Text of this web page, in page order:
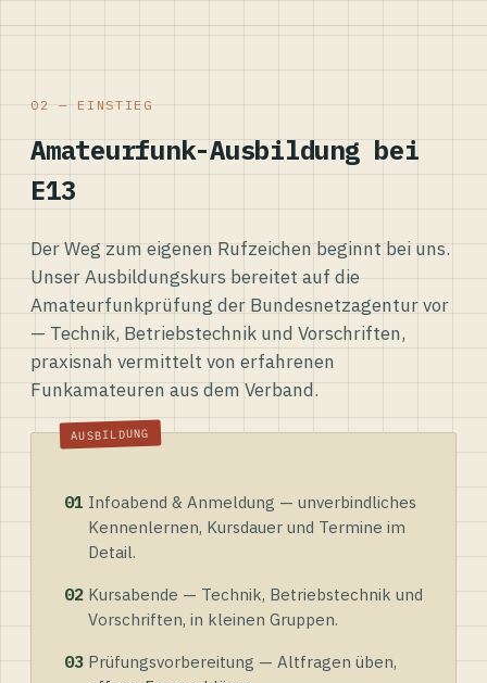
02 — EINSTIEG
Amateurfunk-Ausbildung bei
E13
Der Weg zum eigenen Rufzeichen beginnt bei uns.
Unser Ausbildungskurs bereitet auf die
Amateurfunkprüfung der Bundesnetzagentur vor
— Technik, Betriebstechnik und Vorschriften,
praxisnah vermittelt von erfahrenen
Funkamateuren aus dem Verband.
01 Infoabend & Anmeldung — unverbindliches
Kennenlernen, Kursdauer und Termine im
Detail.
02 Kursabende — Technik, Betriebstechnik und
Vorschriften, in kleinen Gruppen.
03 Prüfungsvorbereitung — Altfragen üben,